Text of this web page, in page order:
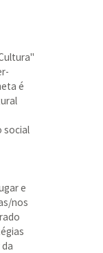
é
social
e
nos